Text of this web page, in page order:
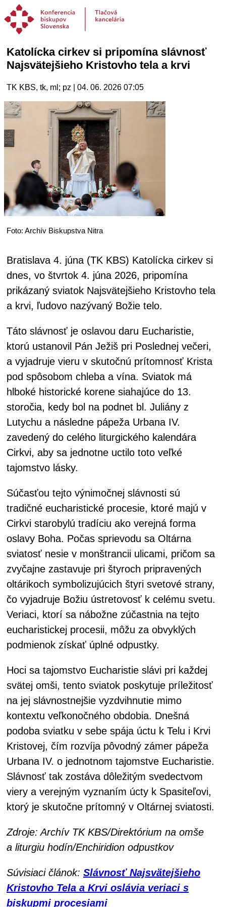
Katolícka cirkev si pripomína slávnosť
Najsvätejšieho Kristovho tela a krvi
TK KBS, tk, ml; pz | 04. 06. 2026 07:05
Foto: Archív Biskupstva Nitra
Bratislava 4. júna (TK KBS) Katolícka cirkev si
dnes, vo štvrtok 4. júna 2026, pripomína
prikázaný sviatok Najsvätejšieho Kristovho tela
a krvi, ľudovo nazývaný Božie telo.
Táto slávnosť je oslavou daru Eucharistie,
ktorú ustanovil Pán Ježiš pri Poslednej večeri,
a vyjadruje vieru v skutočnú prítomnosť Krista
pod spôsobom chleba a vína. Sviatok má
hlboké historické korene siahajúce do 13.
storočia, kedy bol na podnet bl. Juliány z
Lutychu a následne pápeža Urbana IV.
zavedený do celého liturgického kalendára
Cirkvi, aby sa jednotne uctilo toto veľké
tajomstvo lásky.
Súčasťou tejto výnimočnej slávnosti sú
tradičné eucharistické procesie, ktoré majú v
Cirkvi starobylú tradíciu ako verejná forma
oslavy Boha. Počas sprievodu sa Oltárna
sviatosť nesie v monštrancii ulicami, pričom sa
zvyčajne zastavuje pri štyroch pripravených
oltárikoch symbolizujúcich štyri svetové strany,
čo vyjadruje Božiu ústretovosť k celému svetu.
Veriaci, ktorí sa nábožne zúčastnia na tejto
eucharistickej procesii, môžu za obvyklých
podmienok získať úplné odpustky.
Hoci sa tajomstvo Eucharistie slávi pri každej
svätej omši, tento sviatok poskytuje príležitosť
na jej slávnostnejšie vyzdvihnutie mimo
kontextu veľkonočného obdobia. Dnešná
podoba sviatku v sebe spája úctu k Telu i Krvi
Kristovej, čím rozvíja pôvodný zámer pápeža
Urbana IV. o jednotnom tajomstve Eucharistie.
Slávnosť tak zostáva dôležitým svedectvom
viery a verejným vyznaním úcty k Spasiteľovi,
ktorý je skutočne prítomný v Oltárnej sviatosti.
Zdroje: Archív TK KBS/Direktórium na omše
a liturgiu hodín/Enchiridion odpustkov
Súvisiaci článok: Slávnosť Najsvätejšieho
Kristovho Tela a Krvi oslávia veriaci s
biskupmi procesiami